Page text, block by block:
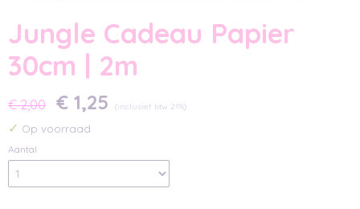
Jungle Cadeau Papier
30cm | 2m
€ 2,00 € 1,25 (inclusief btw 21%)
✓ Op voorraad
Aantal